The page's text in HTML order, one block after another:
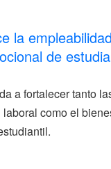
la
de
a fortalecer tanto
como el